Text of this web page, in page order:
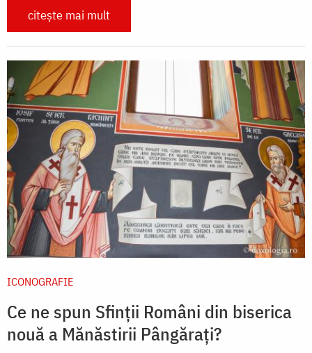
citește mai mult
ICONOGRAFIE
Ce ne spun Sfinții Români din biserica
nouă a Mănăstirii Pângărați?